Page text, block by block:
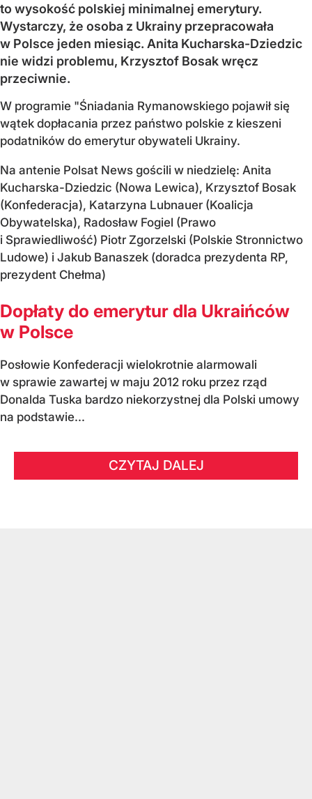
to wysokość polskiej minimalnej emerytury.
Wystarczy, że osoba z Ukrainy przepracowała
w Polsce jeden miesiąc. Anita Kucharska-Dziedzic
nie widzi problemu, Krzysztof Bosak wręcz
przeciwnie.
W programie "Śniadania Rymanowskiego pojawił się
wątek dopłacania przez państwo polskie z kieszeni
podatników do emerytur obywateli Ukrainy.
Na antenie Polsat News gościli w niedzielę: Anita
Kucharska-Dziedzic (Nowa Lewica), Krzysztof Bosak
(Konfederacja), Katarzyna Lubnauer (Koalicja
Obywatelska), Radosław Fogiel (Prawo
i Sprawiedliwość) Piotr Zgorzelski (Polskie Stronnictwo
Ludowe) i Jakub Banaszek (doradca prezydenta RP,
prezydent Chełma)
Dopłaty do emerytur dla Ukraińców
w Polsce
Posłowie Konfederacji wielokrotnie alarmowali
w sprawie zawartej w maju 2012 roku przez rząd
Donalda Tuska bardzo niekorzystnej dla Polski umowy
na podstawie...
CZYTAJ DALEJ